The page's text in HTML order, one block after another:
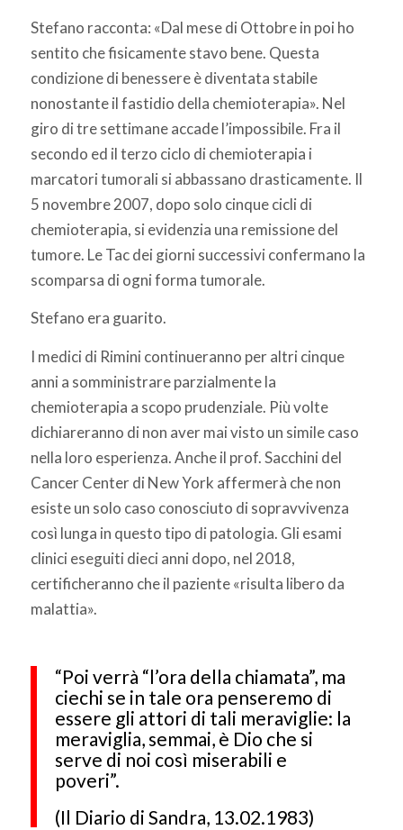
Stefano racconta: «Dal mese di Ottobre in poi ho
sentito che fisicamente stavo bene. Questa
condizione di benessere è diventata stabile
nonostante il fastidio della chemioterapia». Nel
giro di tre settimane accade l’impossibile. Fra il
secondo ed il terzo ciclo di chemioterapia i
marcatori tumorali si abbassano drasticamente. Il
5 novembre 2007, dopo solo cinque cicli di
chemioterapia, si evidenzia una remissione del
tumore. Le Tac dei giorni successivi confermano la
scomparsa di ogni forma tumorale.
Stefano era guarito.
I medici di Rimini continueranno per altri cinque
anni a somministrare parzialmente la
chemioterapia a scopo prudenziale. Più volte
dichiareranno di non aver mai visto un simile caso
nella loro esperienza. Anche il prof. Sacchini del
Cancer Center di New York affermerà che non
esiste un solo caso conosciuto di sopravvivenza
così lunga in questo tipo di patologia. Gli esami
clinici eseguiti dieci anni dopo, nel 2018,
certificheranno che il paziente «risulta libero da
malattia».
“Poi verrà “l’ora della chiamata”, ma
ciechi se in tale ora penseremo di
essere gli attori di tali meraviglie: la
meraviglia, semmai, è Dio che si
serve di noi così miserabili e
poveri”.
(Il Diario di Sandra, 13.02.1983)